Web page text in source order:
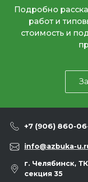
Подробно
работ и
стоимость и
+7 (906) 860-
info@azbuka-
г. Челябинск,
секция 35